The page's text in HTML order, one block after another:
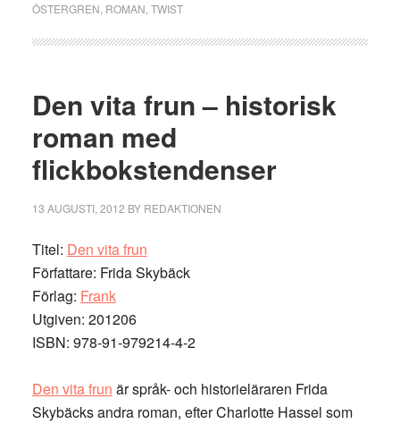
ÖSTERGREN ROMAN TWIST
Den vita frun – historisk
roman med
flickbokstendenser
13 AUGUSTI, 2012 BY REDAKTIONEN
Titel: Den vita frun
Författare: Frida Skybäck
Förlag: Frank
Utgiven: 201206
ISBN: 978-91-979214-4-2
Den vita frun är språk- och historieläraren Frida
Skybäcks andra roman, efter Charlotte Hassel som